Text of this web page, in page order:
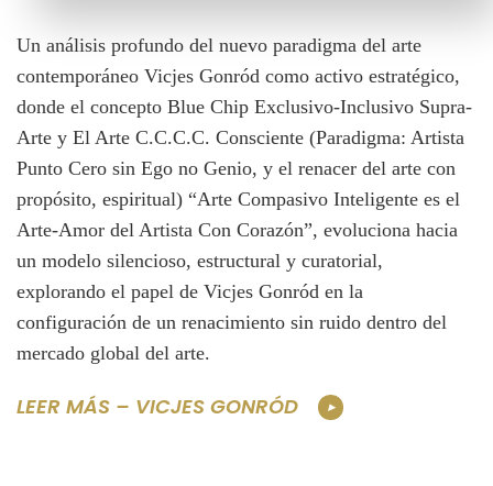
Un análisis profundo del nuevo paradigma del arte
contemporáneo Vicjes Gonród como activo estratégico,
donde el concepto Blue Chip Exclusivo-Inclusivo Supra-
Arte y El Arte C.C.C.C. Consciente (Paradigma: Artista
Punto Cero sin Ego no Genio, y el renacer del arte con
propósito, espiritual) “Arte Compasivo Inteligente es el
Arte-Amor del Artista Con Corazón”, evoluciona hacia
un modelo silencioso, estructural y curatorial,
explorando el papel de Vicjes Gonród en la
configuración de un renacimiento sin ruido dentro del
mercado global del arte.
LEER MÁS – VICJES GONRÓD